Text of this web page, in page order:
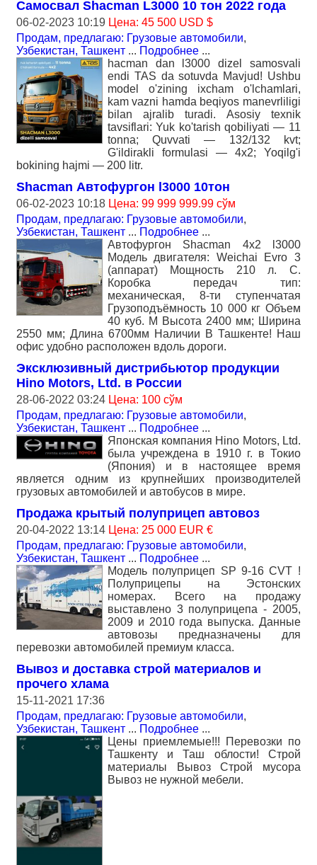
Самосвал Shacman L3000 10 тон 2022 года
06-02-2023 10:19 Цена: 45 500 USD $
Продам, предлагаю: Грузовые автомобили,
Узбекистан, Ташкент ... Подробнее ...
hacman dan l3000 dizel samosvali
endi TAS da sotuvda Mavjud! Ushbu
model o'zining ixcham o'lchamlari,
kam vazni hamda beqiyos manevrliligi
bilan ajralib turadi. Asosiy texnik
tavsiflari: Yuk ko'tarish qobiliyati — 11
tonna; Quvvati — 132/132 kvt;
G'ildirakli formulasi — 4x2; Yoqilg'i
bokining hajmi — 200 litr.
Shacman Автофургон l3000 10тон
06-02-2023 10:18 Цена: 99 999 999.99 сўм
Продам, предлагаю: Грузовые автомобили,
Узбекистан, Ташкент ... Подробнее ...
Автофургон Shacman 4x2 l3000
Модель двигателя: Weichai Evro 3
(аппарат) Мощность 210 л. С.
Коробка передач тип:
механическая, 8-ти ступенчатая
Грузоподъёмность 10 000 кг Объем
40 куб. М Высота 2400 мм; Ширина
2550 мм; Длина 6700мм Наличии В Ташкенте! Наш
офис удобно расположен вдоль дороги.
Эксклюзивный дистрибьютор продукции
Hino Motors, Ltd. в России
28-06-2022 03:24 Цена: 100 сўм
Продам, предлагаю: Грузовые автомобили,
Узбекистан, Ташкент ... Подробнее ...
Японская компания Hino Motors, Ltd.
была учреждена в 1910 г. в Токио
(Япония) и в настоящее время
является одним из крупнейших производителей
грузовых автомобилей и автобусов в мире.
Продажа крытый полуприцеп автовоз
20-04-2022 13:14 Цена: 25 000 EUR €
Продам, предлагаю: Грузовые автомобили,
Узбекистан, Ташкент ... Подробнее ...
Модель полуприцеп SP 9-16 CVT !
Полуприцепы на Эстонских
номерах. Всего на продажу
выставлено 3 полуприцепа - 2005,
2009 и 2010 года выпуска. Данные
автовозы предназначены для
перевозки автомобилей премиум класса.
Вывоз и доставка строй материалов и
прочего хлама
15-11-2021 17:36
Продам, предлагаю: Грузовые автомобили,
Узбекистан, Ташкент ... Подробнее ...
Цены приемлемые!!! Перевозки по
Ташкенту и Таш облости! Строй
материалы Вывоз Строй мусора
Вывоз не нужной мебели.